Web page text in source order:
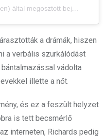
megosztott bejegyzés
a drámák, hiszen
a verbális szurkálódást
vádolta
illette a nőt.
és ez a feszült helyzet
is tett becsmérlő
interneten, Richards pedig